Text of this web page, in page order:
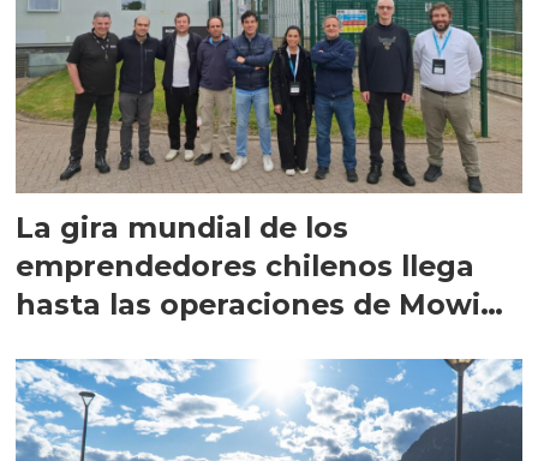
La gira mundial de los
emprendedores chilenos llega
hasta las operaciones de Mowi